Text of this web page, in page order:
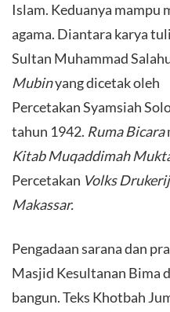
Islam. Keduanya
agama. Diantara karya
Sultan Muhammad
Mubinyang dicetak oleh
Percetakan Syamsiah
tahun 1942. Ruma Bicara
Kitab Muqaddimah
Percetakan Volks Drukerij
Makassar.
Pengadaan sarana dan
Masjid Kesultanan Bima
bangun. Teks Khotbah